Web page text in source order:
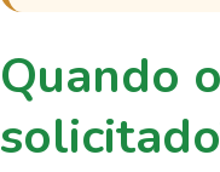
Quando